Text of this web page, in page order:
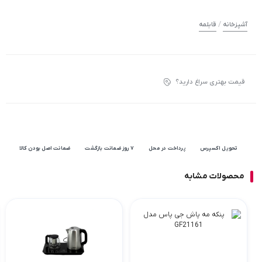
آشپزخانه / قابلمه
قیمت بهتری سراغ دارید؟
تحویل اکسپرس پرداخت در محل ۷ روز ضمانت بازگشت ضمانت اصل بودن کالا
محصولات مشابه